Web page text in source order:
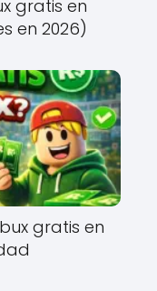
gratis en
en 2026)
gratis en